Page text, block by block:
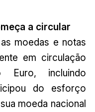
a circular
moedas e notas
em circulação
incluindo
do esforço
moeda nacional